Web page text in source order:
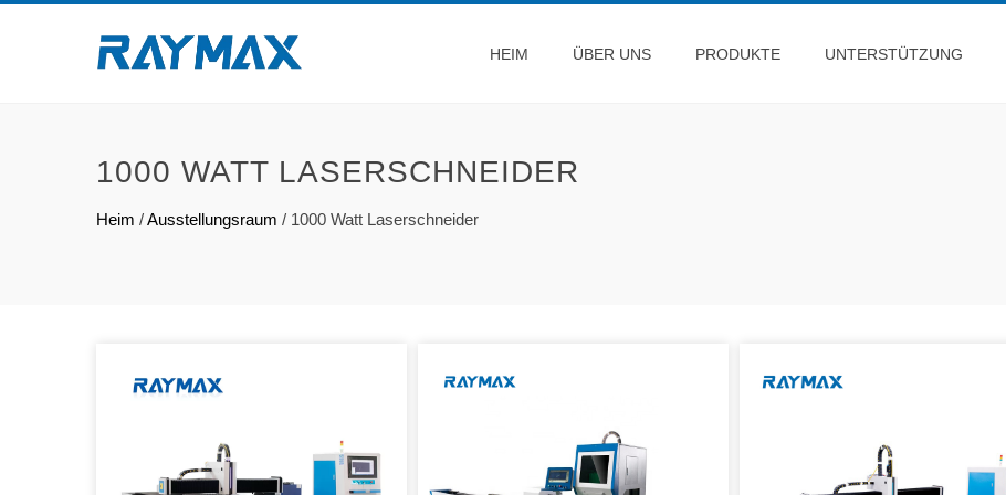
HEIM ÜBER UNS PRODUKTE UNTERSTÜTZUNG
1000 WATT LASERSCHNEIDER
Heim /Ausstellungsraum / 1000 Watt Laserschneider